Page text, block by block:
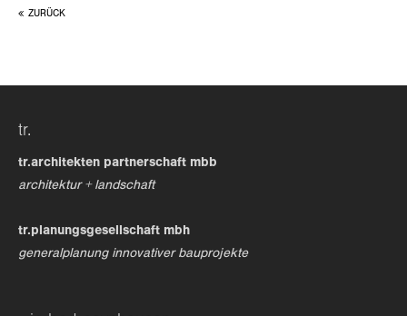
ZURÜCK
tr.
tr.architekten partnerschaft mbb
architektur + landschaft
tr.planungsgesellschaft mbh
generalplanung innovativer bauprojekte